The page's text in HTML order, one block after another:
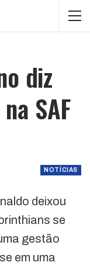
diz
SAF
NOTÍCIAS
deixou
se
gestão
em uma